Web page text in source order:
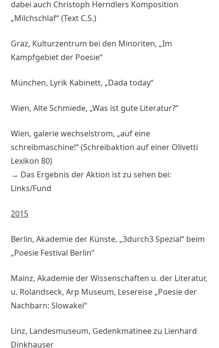
dabei auch Christoph Herndlers Komposition
„Milchschlaf“ (Text C.S.)
Graz, Kulturzentrum bei den Minoriten, „Im
Kampfgebiet der Poesie“
München, Lyrik Kabinett, „Dada today“
Wien, Alte Schmiede, „Was ist gute Literatur?“
Wien, galerie wechselstrom, „auf eine
schreibmaschine!“ (Schreibaktion auf einer Olivetti
Lexikon 80)
→ Das Ergebnis der Aktion ist zu sehen bei:
Links/Fund
2015
Berlin, Akademie der Künste, „3durch3 Spezial“ beim
„Poesie Festival Berlin“
Mainz, Akademie der Wissenschaften u. der Literatur,
u. Rolandseck, Arp Museum, Lesereise „Poesie der
Nachbarn: Slowakei“
Linz, Landesmuseum, Gedenkmatinee zu Lienhard
Dinkhauser